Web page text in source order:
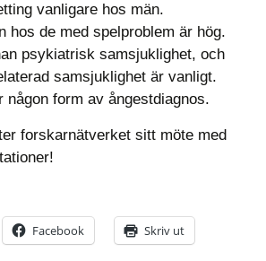
vanligare hos män.
hos de med spelproblem är hög.
psykiatrisk samsjuklighet, och
samsjuklighet är vanligt.
någon form av ångestdiagnos.
forskarnätverket sitt möte med
Facebook Skriv ut